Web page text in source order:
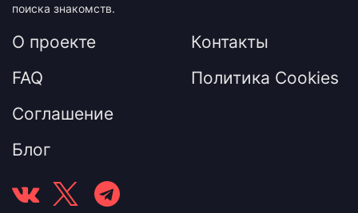
поиска знакомств.
О проекте
FAQ
Соглашение
Блог
Контакты
Политика Cookies